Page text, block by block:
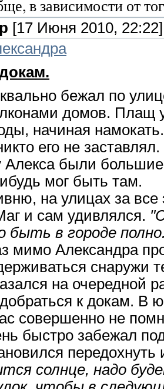
в зависимости от
[17 Июня 2010, 22:22]
бежал по
домов. Плащ
начиная
его не
Алекса были
мог быть там.
на улицах за
и сам удивлялся.
быть в городе
мимо Александра
снаружи
на очередной
к докам. В
совершенно не
быстро забежал
солнце, надо